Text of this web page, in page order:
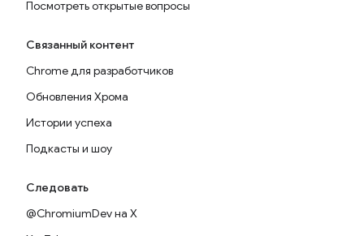
Посмотреть открытые вопросы
Связанный контент
Chrome для разработчиков
Обновления Хрома
Истории успеха
Подкасты и шоу
Следовать
@ChromiumDev на X